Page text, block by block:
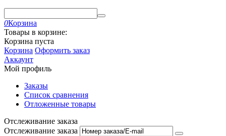
0Корзина
Товары в корзине:
Корзина пуста
Корзина Оформить заказ
Аккаунт
Мой профиль
Заказы
Список сравнения
Отложенные товары
Отслеживание заказа
Отслеживание заказа